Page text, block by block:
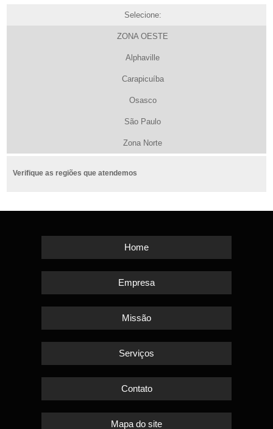
Selecione:
ZONA OESTE
Alphaville
Carapicuíba
Osasco
São Paulo
Zona Norte
Verifique as regiões que atendemos
Home
Empresa
Missão
Serviços
Contato
Mapa do site